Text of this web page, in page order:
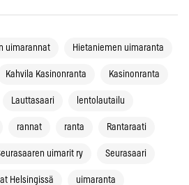
uimarannat Hietaniemen uimaranta
Kahvila Kasinonranta Kasinonranta
Lauttasaari lentolautailu
rannat ranta Rantaraati
uimarit ry Seurasaari
Helsingissä uimaranta